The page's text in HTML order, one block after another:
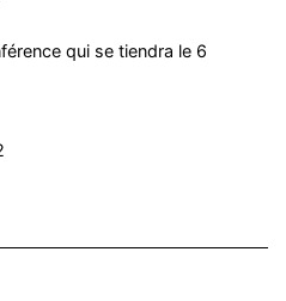
qui se tiendra le 6